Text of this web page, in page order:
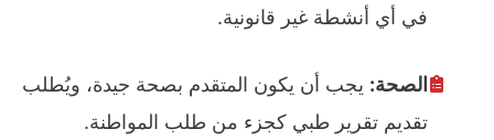
في أي أنشطة غير قانونية.
الصحة:يجب أن يكون المتقدم بصحة جيدة، ويُطلب
تقديم تقرير طبي كجزء من طلب المواطنة.